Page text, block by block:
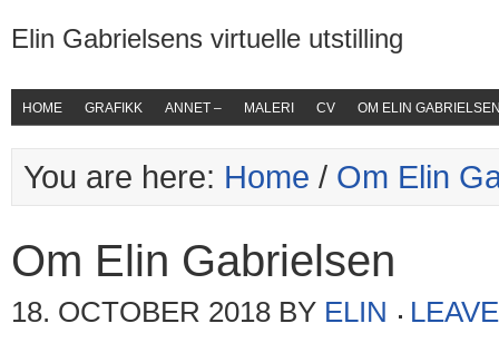
Elin Gabrielsens virtuelle utstilling
HOME GRAFIKK ANNET – MALERI CV OM ELIN
You are here: Home / Om Elin
Om Elin Gabrielsen
18. OCTOBER 2018 BY ELIN